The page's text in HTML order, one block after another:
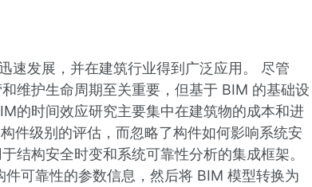
速发展，并在建筑行业得到广泛应用。 尽管
维护生命周期至关重要，但基于 BIM 的基础设
的时间效应研究主要集中在建筑物的成本和进
件级别的评估，而忽略了构件如何影响系统安
结构安全时变和系统可靠性分析的集成框架。
可靠性的参数信息，然后将 BIM 模型转换为